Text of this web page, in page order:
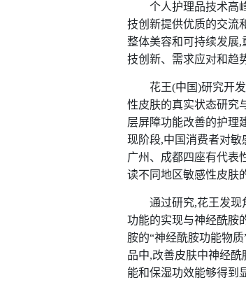
个人护理品技术高
技创新提供优质的交流
整体美容和可持续发展
技创新、需求应对和趋
花王(中国)研究开
性皮肤的真实状态研究
层屏障功能改善的护理
现阶段,中国消费者对敏
广州、成都四座有代表
读不同地区敏感性皮肤
通过研究,花王发现
功能的实现与神经酰胺
胺的“神经酰胺功能物
品中,改善皮肤中神经
能和保湿功效能够得到